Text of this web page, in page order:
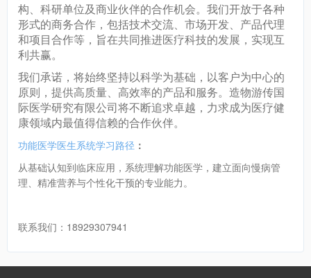
构、科研单位及商业伙伴的合作机会。我们开放于各种
形式的商务合作，包括技术交流、市场开发、产品代理
和项目合作等，旨在共同推进医疗科技的发展，实现互
利共赢。
我们承诺，将始终坚持以科学为基础，以客户为中心的
原则，提供高质量、高效率的产品和服务。造物游传​国
际医学研究有限公司将不断追求卓越，力求成为医疗健
康领域内最值得信赖的合作伙伴。
功能医学医生系统学习路径 ：
从基础认知到临床应用，系统理解功能医学，建立面向慢病管
理、精准营养与个性化干预的专业能力。
联系我们：18929307941